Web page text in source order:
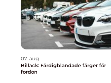
07. aug
Billack: Färdigblandade färger för
fordon